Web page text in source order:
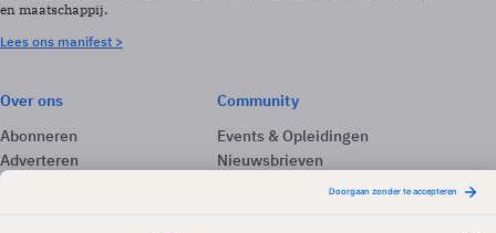
en maatschappij.
Lees ons manifest >
Over ons
Abonneren
Adverteren
Community
Events & Opleidingen
Nieuwsbrieven